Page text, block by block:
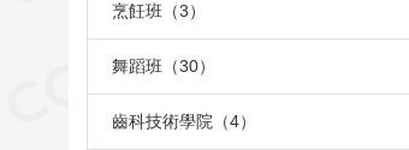
烹飪班（3）
舞蹈班（30）
齒科技術學院（4）